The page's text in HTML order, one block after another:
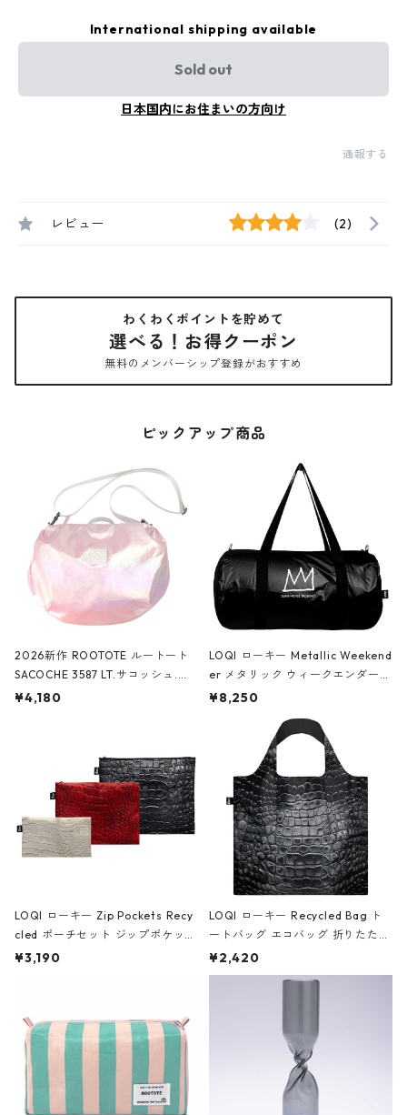
International shipping available
Sold out
日本国内にお住まいの方向け
通報する
レビュー (2)
わくわくポイントを貯めて
選べる！お得クーポン
無料のメンバーシップ登録がおすすめ
ピックアップ商品
2026新作 ROOTOTE ルートート
SACOCHE 3587 LT.サコッシュ.ル
ミエ-B ショルダーバッグ グロスピ
¥4,180
LOQI ローキー Metallic Weekend
er メタリック ウィークエンダー
ボストンバッグ ショルダーバッグ
Black ジャン=ミッシェル・バスキ
ア/クラウン ブラック
¥8,250
LOQI ローキー Zip Pockets Recy
cled ポーチセット ジップポケット
ファスナーポーチ 撥水加工 トラベ
ーガンディー、オフホワイト
¥3,190
LOQI ローキー Recycled Bag ト
ートバッグ エコバッグ 折りたたみ
大きめ 撥水加工 収納ポーチ CRO
CODILE/Black クロコダイル/ブラ
¥2,420